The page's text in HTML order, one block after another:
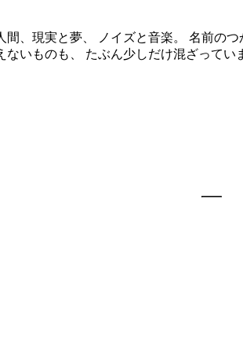
間、現実と夢、 ノイズと音楽。 名前の
いものも、 たぶん少しだけ混ざってい